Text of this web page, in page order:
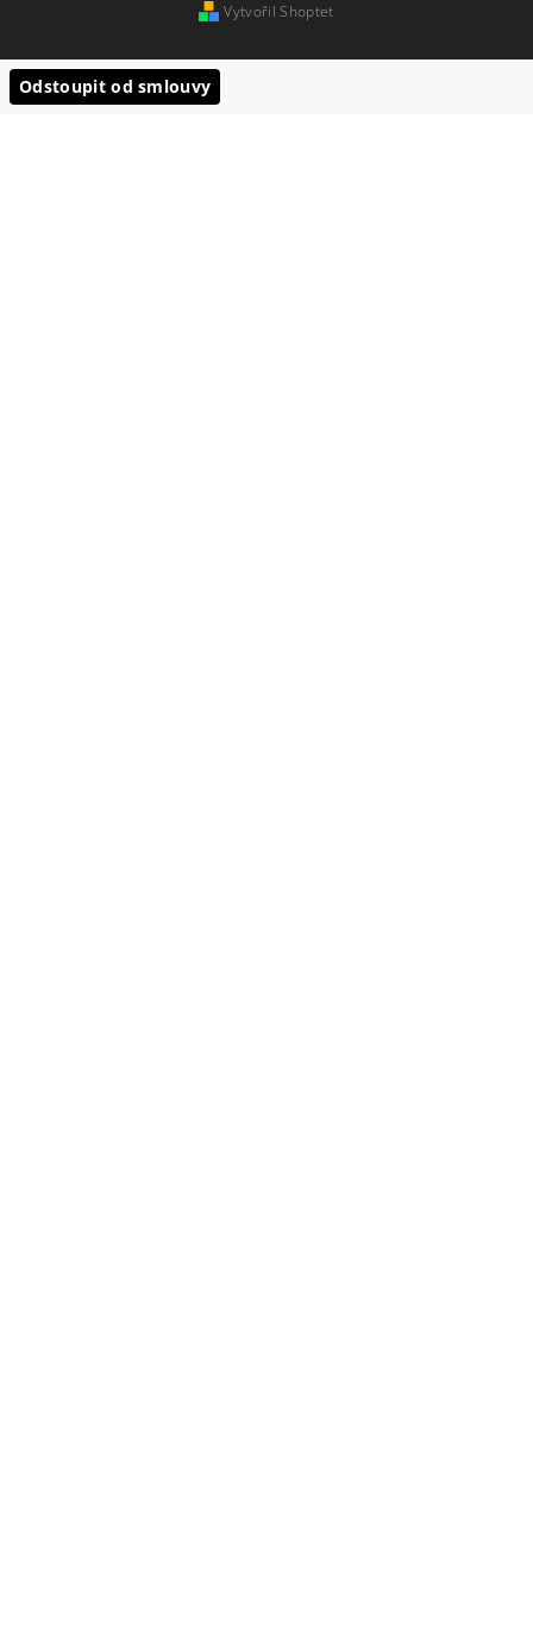
Vytvořil Shoptet
Odstoupit od smlouvy